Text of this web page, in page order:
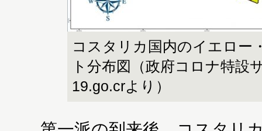
コスタリカ国内のイエロー
ト分布図（政府コロナ特設
19.go.crより）